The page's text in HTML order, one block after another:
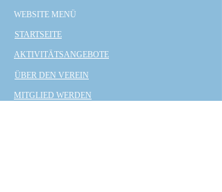
WEBSITE MENÜ
STARTSEITE
AKTIVITÄTSANGEBOTE
ÜBER DEN VEREIN
MITGLIED WERDEN